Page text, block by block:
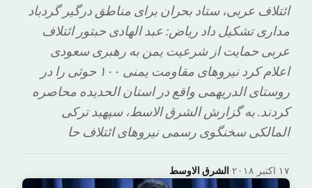
ائتلاف عربی، ستاد بحران برای مناطق درگیر گردباد
مداری تشکیل داد ریاض: عبد الهادی حبتور ائتلاف
عربی حمایت از شرعیت یمن به رهبری سعودی
اعلام کرد نیروهای مقاومت یمنی ۱۰۰ حوثی را در
روستای الدریهمی واقع در استان الحدیده محاصره
کردند. به گزارش الشرق الاسط، سپهبد ترکی
المالکی سخنگوی رسمی نیروهای ائتلاف حا
الشرق الاوسط· ۱۷ اکتبر ۲۰۱۸